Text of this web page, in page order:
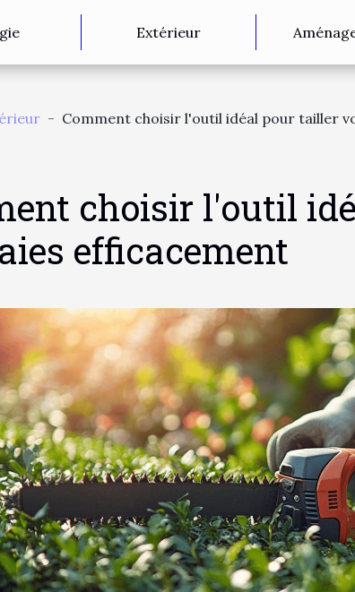
Extérieur
Comment choisir l'outil idéal pour tailler
choisir l'outil
efficacement